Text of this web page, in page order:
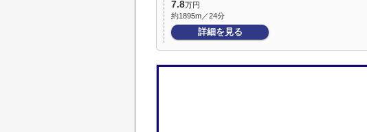
7.8万円
約1895m／24分
詳細を見る